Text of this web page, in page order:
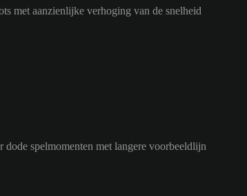
met aanzienlijke verhoging van de snelheid
dode spelmomenten met langere voorbeeldlijn